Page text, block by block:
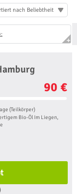
nach Beliebtheit
90 €
(Teilkörper)
Bio-Öl Im Liegen,